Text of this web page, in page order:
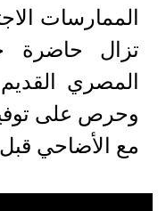
الممارسات
تزال حاضرة
المصري
وحرص على
مع الأضاحي قبل